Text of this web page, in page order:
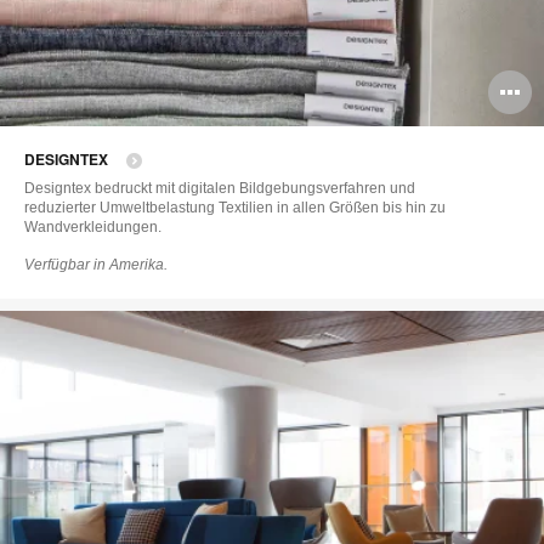
DESIGNTEX
Designtex bedruckt mit digitalen Bildgebungsverfahren und
reduzierter Umweltbelastung Textilien in allen Größen bis hin zu
Wandverkleidungen.
Verfügbar in Amerika.